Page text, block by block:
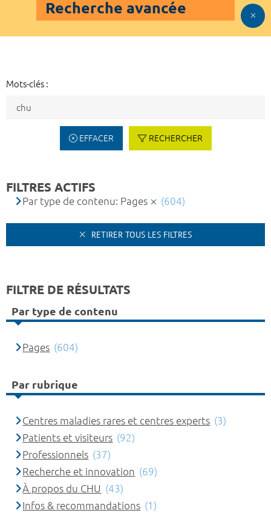
Recherche avancée
Mots-clés :
EFFACER RECHERCHER
FILTRES ACTIFS
Par type de contenu: Pages (604)
RETIRER TOUS LES FILTRES
FILTRE DE RÉSULTATS
Par type de contenu
Pages (604)
Par rubrique
Centres maladies rares et centres experts (3)
Patients et visiteurs (92)
Professionnels (37)
Recherche et innovation (69)
À propos du CHU (43)
Infos & recommandations (1)